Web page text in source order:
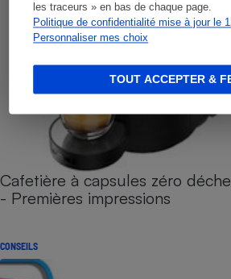
les traceurs » en bas de chaque page.
Politique de confidentialité mise à jour le
Personnaliser mes choix
TOUT ACCEPTER &
Cafetière à capsules zéro
- Premières impressions
CONSEILS